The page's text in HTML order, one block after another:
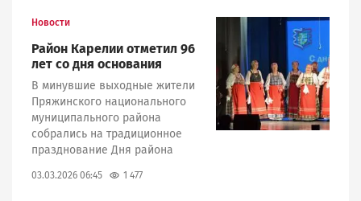
Новости
Район Карелии отметил 96
лет со дня основания
В минувшие выходные жители
Пряжинского национального
муниципального района
собрались на традиционное
празднование Дня района
03.03.2026 06:45 1 477
Image